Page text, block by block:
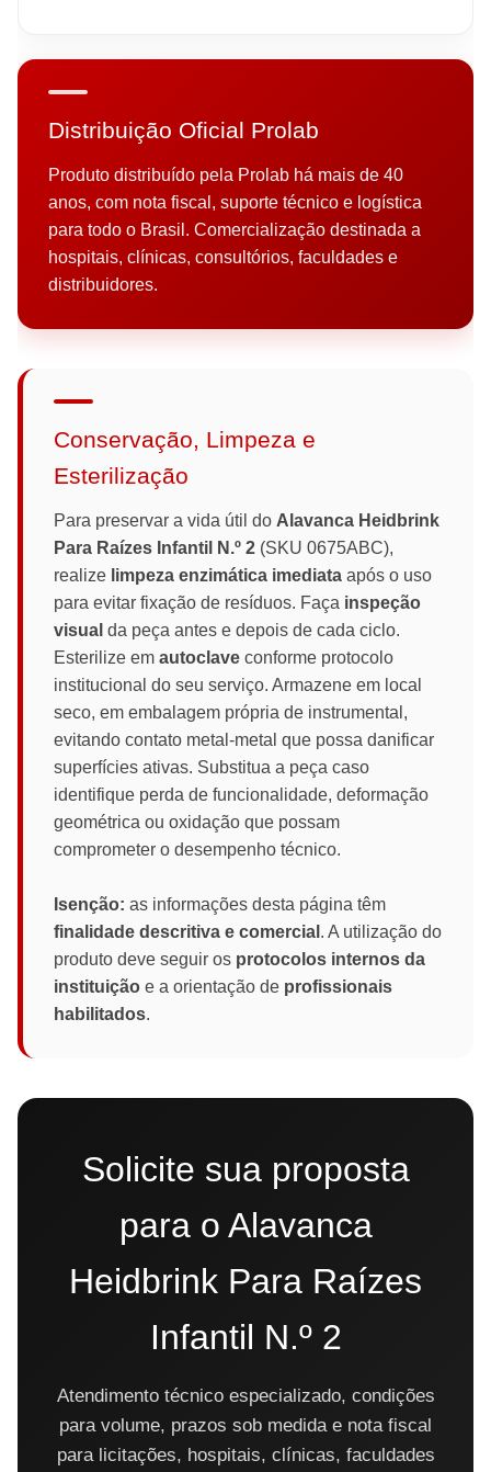
Distribuição Oficial Prolab
Produto distribuído pela Prolab há mais de 40
anos, com nota fiscal, suporte técnico e logística
para todo o Brasil. Comercialização destinada a
hospitais, clínicas, consultórios, faculdades e
distribuidores.
Conservação, Limpeza e
Esterilização
Para preservar a vida útil do Alavanca Heidbrink
Para Raízes Infantil N.º 2 (SKU 0675ABC),
realize limpeza enzimática imediata após o uso
para evitar fixação de resíduos. Faça inspeção
visual da peça antes e depois de cada ciclo.
Esterilize em autoclave conforme protocolo
institucional do seu serviço. Armazene em local
seco, em embalagem própria de instrumental,
evitando contato metal-metal que possa danificar
superfícies ativas. Substitua a peça caso
identifique perda de funcionalidade, deformação
geométrica ou oxidação que possam
comprometer o desempenho técnico.
Isenção: as informações desta página têm
finalidade descritiva e comercial . A utilização do
produto deve seguir os protocolos internos da
instituição e a orientação de profissionais
habilitados.
Solicite sua proposta
para o Alavanca
Heidbrink Para Raízes
Infantil N.º 2
Atendimento técnico especializado, condições
para volume, prazos sob medida e nota fiscal
para licitações, hospitais, clínicas, faculdades